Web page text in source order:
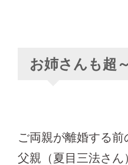
お姉さんも超
ご両親が離婚する前
父親（夏目三法さん